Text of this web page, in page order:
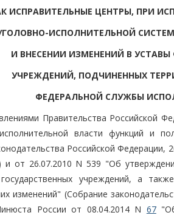
ИСПРАВИТЕЛЬНЫЕ ЦЕНТРЫ, ПРИ
ИСПОЛНИТЕЛЬНОЙ
И ВНЕСЕНИИ ИЗМЕНЕНИЙ В
УЧРЕЖДЕНИЙ, ПОДЧИНЕННЫХ
ФЕДЕРАЛЬНОЙ СЛУЖБЫ
Правительства Российской
власти функций и
Российской Федерации,
от 26.07.2010 N 539 "Об
учреждений, а
изменений" (Собрание
России от 08.04.2014 N 67"Об